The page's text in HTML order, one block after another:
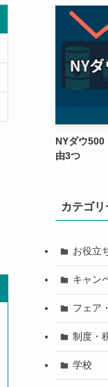
NYダウ500
由3つ
カテゴリ
お役立
キャン
フェア
制度・
学校